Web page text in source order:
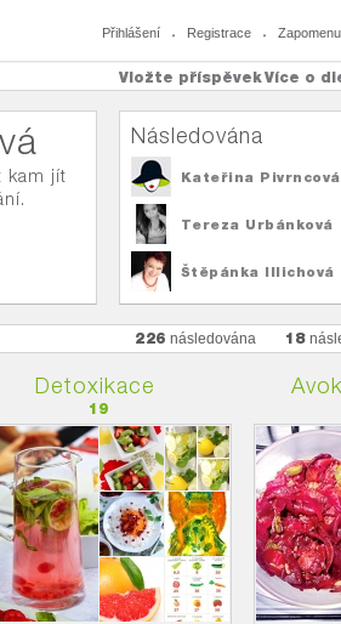
Přihlášení Registrace
Více o
Vložte příspěvek
kam jít
Následována
Kateřina Pivrncová
Tereza Urbánková
Štěpánka Illichová
226 následována 18
Detoxikace
19